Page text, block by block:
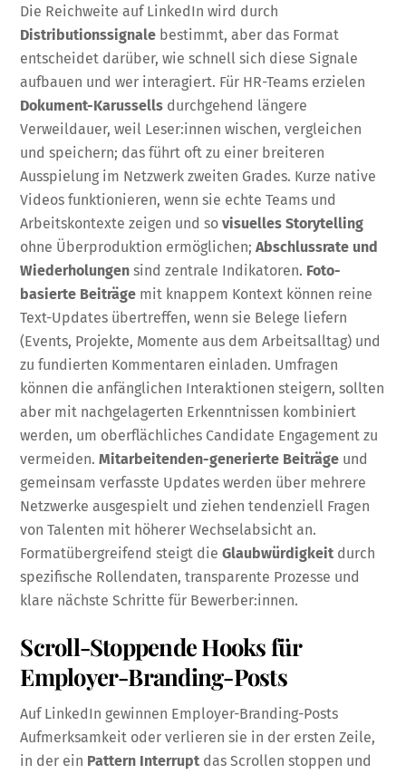
Die Reichweite auf LinkedIn wird durch
Distributionssignale bestimmt, aber das Format
entscheidet darüber, wie schnell sich diese Signale
aufbauen und wer interagiert. Für HR-Teams erzielen
Dokument-Karussells durchgehend längere
Verweildauer, weil Leser:innen wischen, vergleichen
und speichern; das führt oft zu einer breiteren
Ausspielung im Netzwerk zweiten Grades. Kurze native
Videos funktionieren, wenn sie echte Teams und
Arbeitskontexte zeigen und sovisuelles Storytelling
ohne Überproduktion ermöglichen;Abschlussrate und
Wiederholungen sind zentrale Indikatoren. Foto-
basierte Beiträge mit knappem Kontext können reine
Text-Updates übertreffen, wenn sie Belege liefern
(Events, Projekte, Momente aus dem Arbeitsalltag) und
zu fundierten Kommentaren einladen. Umfragen
können die anfänglichen Interaktionen steigern, sollten
aber mit nachgelagerten Erkenntnissen kombiniert
werden, um oberflächliches Candidate Engagement zu
vermeiden.Mitarbeitenden-generierte Beiträge und
gemeinsam verfasste Updates werden über mehrere
Netzwerke ausgespielt und ziehen tendenziell Fragen
von Talenten mit höherer Wechselabsicht an.
Formatübergreifend steigt dieGlaubwürdigkeit durch
spezifische Rollendaten, transparente Prozesse und
klare nächste Schritte für Bewerber:innen.
Scroll-Stoppende Hooks für
Employer-Branding-Posts
Auf LinkedIn gewinnen Employer-Branding-Posts
Aufmerksamkeit oder verlieren sie in der ersten Zeile,
in der ein Pattern Interrupt das Scrollen stoppen und